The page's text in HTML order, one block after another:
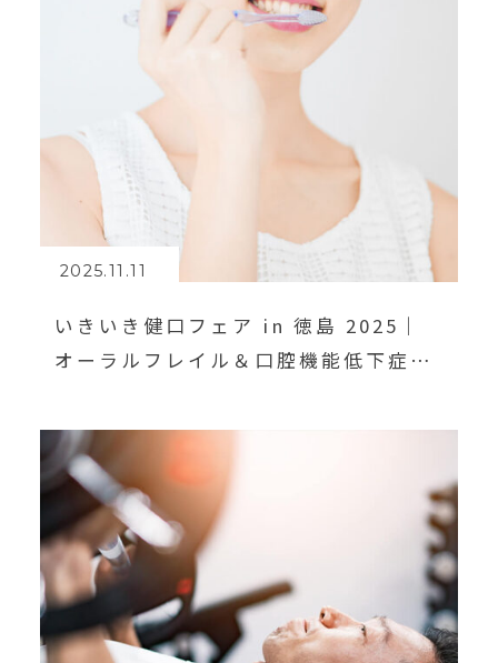
2025.11.11
いきいき健口フェア in 徳島 2025｜
オーラルフレイル＆口腔機能低下症を